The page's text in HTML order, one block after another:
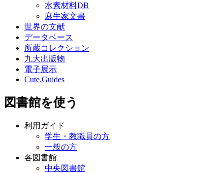
水素材料DB
麻生家文書
世界の文献
データベース
所蔵コレクション
九大出版物
電子展示
Cute.Guides
図書館を使う
利用ガイド
学生・教職員の方
一般の方
各図書館
中央図書館